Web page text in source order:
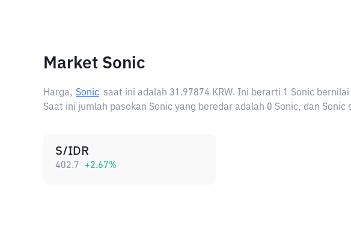
Market Sonic
Harga, Sonic saat ini adalah 31.97874 KRW. Ini berarti 1 Sonic bernilai
Saat ini jumlah pasokan Sonic yang beredar adalah 0 Sonic, dan
S/IDR
402.7 +2.67%